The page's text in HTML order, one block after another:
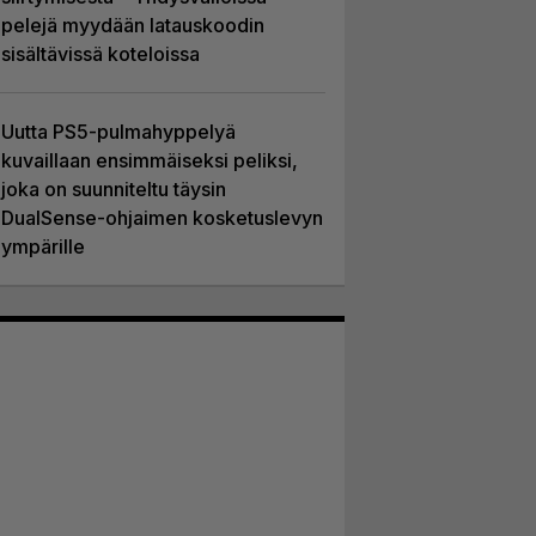
pelejä myydään latauskoodin
sisältävissä koteloissa
Uutta PS5-pulmahyppelyä
kuvaillaan ensimmäiseksi peliksi,
joka on suunniteltu täysin
DualSense-ohjaimen kosketuslevyn
ympärille